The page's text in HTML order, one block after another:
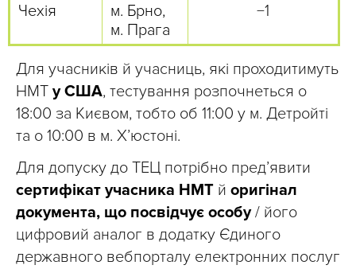
Чехія
м. Брно,
м. Прага
−1
Для учасників й учасниць, які проходитимуть
НМТ у США, тестування розпочнеться о
18:00 за Києвом, тобто об 11:00 у м. Детройті
та о 10:00 в м. Х’юстоні.
Для допуску до ТЕЦ потрібно пред’явити
сертифікат учасника НМТ й оригінал
документа, що посвідчує особу/ його
цифровий аналог в додатку Єдиного
державного вебпорталу електронних послуг